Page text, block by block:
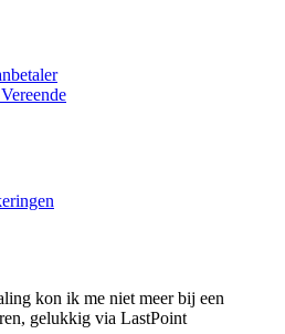
kon ik me niet meer bij een
gelukkig via LastPoint